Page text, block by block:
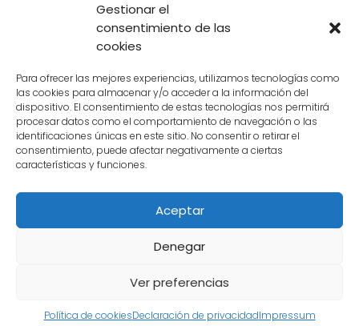
Gestionar el
consentimiento de las
cookies
Para ofrecer las mejores experiencias, utilizamos tecnologías como
las cookies para almacenar y/o acceder a la información del
dispositivo. El consentimiento de estas tecnologías nos permitirá
procesar datos como el comportamiento de navegación o las
identificaciones únicas en este sitio. No consentir o retirar el
consentimiento, puede afectar negativamente a ciertas
características y funciones.
Aceptar
Denegar
Ver preferencias
Política de cookiesDeclaración de privacidadImpressum
Empresas de transporte
Correos Express: Todo lo que necesitas saber sobre
Recogidas y Envíos
Aviso legal
Política de Cookies
Política de Privacidad
Contacto